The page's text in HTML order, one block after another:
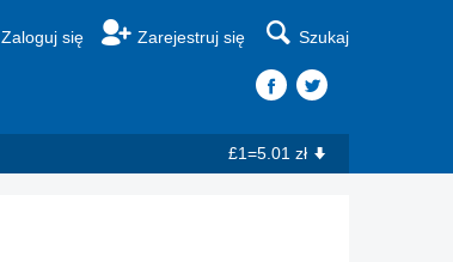
Zaloguj się Zarejestruj się Szukaj
£1=5.01 zł